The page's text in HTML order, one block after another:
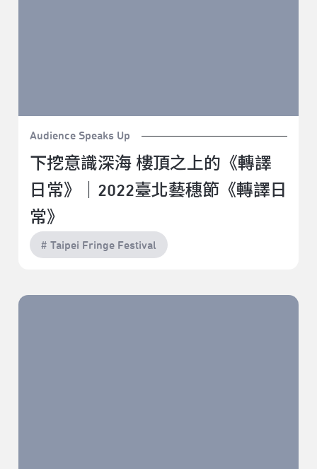
Audience Speaks Up
下挖意識深海 樓頂之上的《轉譯
日常》｜2022臺北藝穗節《轉譯日
常》
# Taipei Fringe Festival
花花花花園:藍｜2022臺北藝穗節《花花花花園:藍》